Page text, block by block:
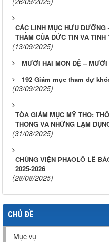
CÁC LINH MỤC HƯU DƯỠNG
THẦM CỦA ĐỨC TIN VÀ TÌNH
(13/09/2025)
MƯỜI HAI MÔN ĐỆ – MƯỜI
192 Giám mục tham dự
(03/09/2025)
TÒA GIÁM MỤC MỸ THO:
THÔNG VÀ NHỮNG LẠM
(31/08/2025)
CHỦNG VIỆN PHAOLÔ LÊ
2025-2026
(28/08/2025)
CHỦ ĐỀ
Mục vụ